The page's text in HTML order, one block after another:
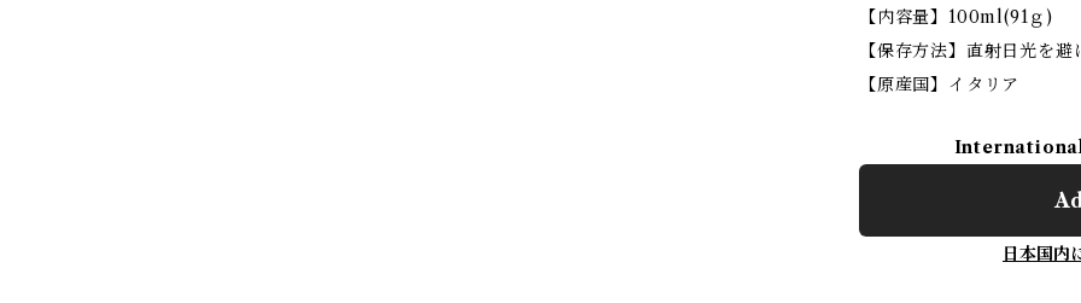
【内容量】100ml(91ｇ)
【保存方法】直射日光を
【原産国】イタリア
日本国内